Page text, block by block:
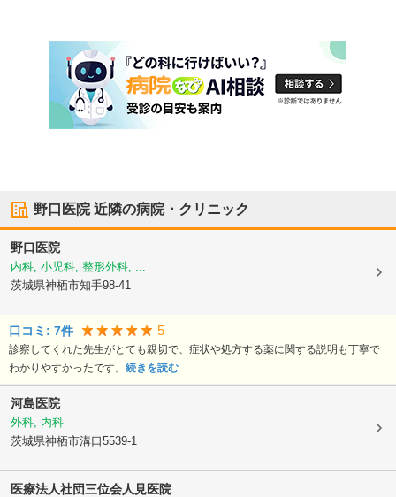
野口医院近隣の病院・クリニック
野口医院
内科, 小児科, 整形外科, ...
茨城県神栖市知手98-41
口コミ: 7件 5
診察してくれた先生がとても親切で、症状や処方する薬に関する説明も丁寧で
わかりやすかったです。 続きを読む
河島医院
外科, 内科
茨城県神栖市溝口5539-1
医療法人社団三位会人見医院